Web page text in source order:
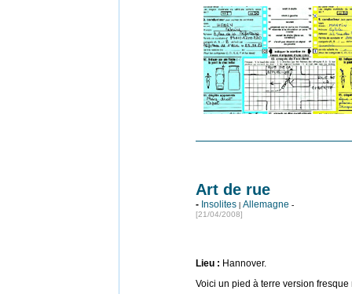
Art de rue
- Insolites | Allemagne -
[21/04/2008]
Lieu : Hannover.
Voici un pied à terre version fresque